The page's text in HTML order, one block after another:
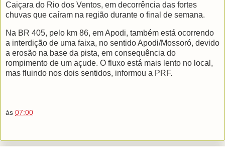
Caiçara do Rio dos Ventos, em decorrência das fortes
chuvas que caíram na região durante o final de semana.
Na BR 405, pelo km 86, em Apodi, também está ocorrendo
a interdição de uma faixa, no sentido Apodi/Mossoró, devido
a erosão na base da pista, em consequência do
rompimento de um açude. O fluxo está mais lento no local,
mas fluindo nos dois sentidos, informou a PRF.
às 07:00